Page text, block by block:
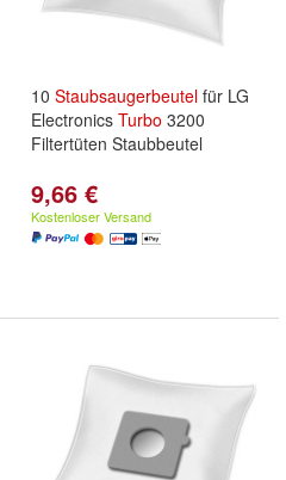
10 Staubsaugerbeutel für LG
Electronics Turbo 3200
Filtertüten Staubbeutel
9,66 €
Kostenloser Versand